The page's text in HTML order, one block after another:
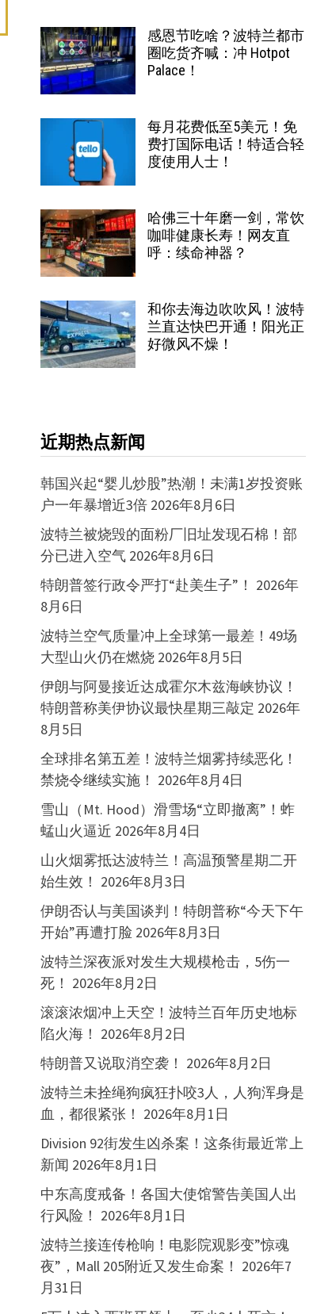
感恩节吃啥？波特兰都市
圈吃货齐喊：冲 Hotpot
Palace！
每月花费低至5美元！免
费打国际电话！特适合轻
度使用人士！
哈佛三十年磨一剑，常饮
咖啡健康长寿！网友直
呼：续命神器？
和你去海边吹吹风！波特
兰直达快巴开通！阳光正
好微风不燥！
近期热点新闻
韩国兴起“婴儿炒股”热潮！未满1岁投资账
户一年暴增近3倍 2026年8月6日
波特兰被烧毁的面粉厂旧址发现石棉！部
分已进入空气 2026年8月6日
特朗普签行政令严打“赴美生子”！ 2026年
8月6日
波特兰空气质量冲上全球第一最差！49场
大型山火仍在燃烧 2026年8月5日
伊朗与阿曼接近达成霍尔木兹海峡协议！
特朗普称美伊协议最快星期三敲定 2026年
8月5日
全球排名第五差！波特兰烟雾持续恶化！
禁烧令继续实施！ 2026年8月4日
雪山（Mt. Hood）滑雪场“立即撤离”！蚱
蜢山火逼近 2026年8月4日
山火烟雾抵达波特兰！高温预警星期二开
始生效！ 2026年8月3日
伊朗否认与美国谈判！特朗普称“今天下午
开始”再遭打脸 2026年8月3日
波特兰深夜派对发生大规模枪击，5伤一
死！ 2026年8月2日
滚滚浓烟冲上天空！波特兰百年历史地标
陷火海！ 2026年8月2日
特朗普又说取消空袭！ 2026年8月2日
波特兰未拴绳狗疯狂扑咬3人，人狗浑身是
血，都很紧张！ 2026年8月1日
Division 92街发生凶杀案！这条街最近常上
新闻 2026年8月1日
中东高度戒备！各国大使馆警告美国人出
行风险！ 2026年8月1日
波特兰接连传枪响！电影院观影变”惊魂
夜”，Mall 205附近又发生命案！ 2026年7
月31日